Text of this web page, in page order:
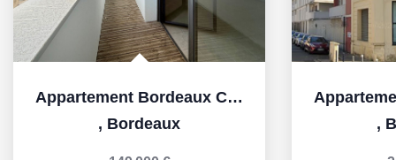
Appartement Bordeaux Chartrons - 1 pièce(s) 35.54 m2
, Bordeaux ,